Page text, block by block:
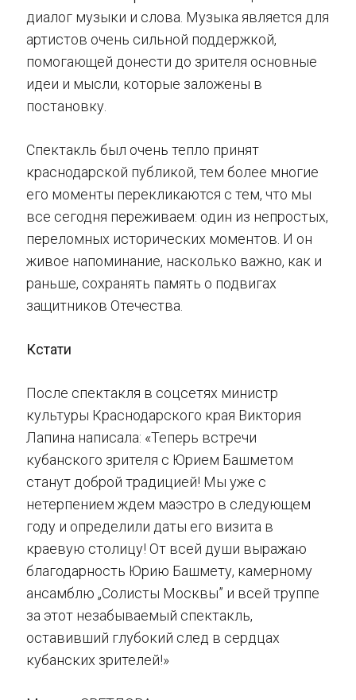
диалог музыки и слова. Музыка является для
артистов очень сильной поддержкой,
помогающей донести до зрителя основные
идеи и мысли, которые заложены в
постановку.
Спектакль был очень тепло принят
краснодарской публикой, тем более многие
его моменты перекликаются с тем, что мы
все сегодня переживаем: один из непростых,
переломных исторических моментов. И он
живое напоминание, насколько важно, как и
раньше, сохранять память о подвигах
защитников Отечества.
Кстати
После спектакля в соцсетях министр
культуры Краснодарского края Виктория
Лапина написала: «Теперь встречи
кубанского зрителя с Юрием Башметом
станут доброй традицией! Мы уже с
нетерпением ждем маэстро в следующем
году и определили даты его визита в
краевую столицу! От всей души выражаю
благодарность Юрию Башмету, камерному
ансамблю „Солисты Москвы” и всей труппе
за этот незабываемый спектакль,
оставивший глубокий след в сердцах
кубанских зрителей!»